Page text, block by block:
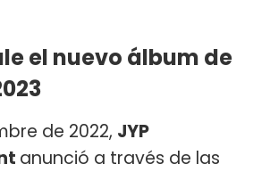
el nuevo álbum de
de 2022, JYP
anunció a través de las